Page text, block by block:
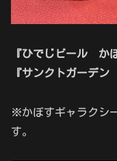
『ひでじビール か
『サンクトガーデ
※かぼすギャラクシ
す。